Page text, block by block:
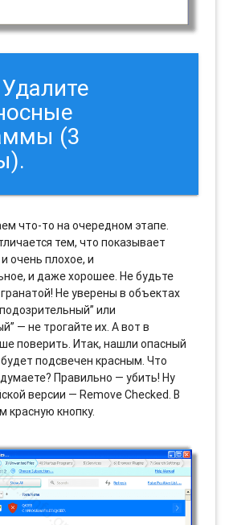
(3
что-то на очередном этапе.
тем, что показывает
очень плохое, и
и даже хорошее. Не будьте
Не уверены в объектах
или
— не трогайте их. А вот в
поверить. Итак, нашли опасный
подсвечен красным. Что
Правильно — убить! Ну
версии — Remove Checked. В
кнопку.